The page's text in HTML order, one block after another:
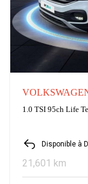
1.0 TSI 95ch Life
Disponible à
21,601 km